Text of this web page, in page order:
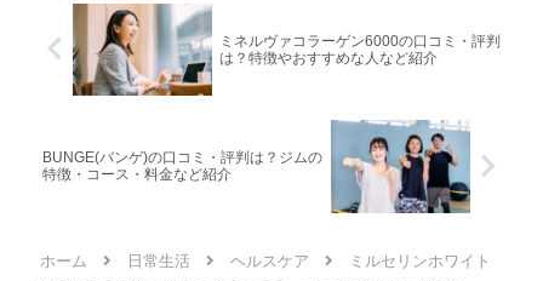
ミネルヴァコラーゲン6000の口コミ・評判
は？特徴やおすすめな人など紹介
BUNGE(バンゲ)の口コミ・評判は？ジムの
特徴・コース・料金など紹介
ホーム 日常生活 ヘルスケア
ミルセリンホワイト